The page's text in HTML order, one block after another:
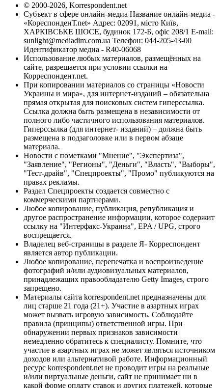
© 2000-2026, Korrespondent.net
Субъект в сфере онлайн-медиа Название онлайн-медиа -
«КореспонденТ.net» Адрес: 02091, місто Київ,
ХАРКІВСЬКЕ ШОСЕ, будинок 172-Б, офіс 208/1 E-mail:
sunlight@mediadim.com.ua Телефон: 044-205-43-00
Идентификатор медиа - R40-06068
Использование любых материалов, размещённых на
сайте, разрешается при условии ссылки на
Корреспондент.net.
При копировании материалов со страницы «Новости
Украины и мира», для интернет-изданий – обязательна
прямая открытая для поисковых систем гиперссылка.
Ссылка должна быть размещена в независимости от
полного либо частичного использования материалов.
Гиперссылка (для интернет- изданий) – должна быть
размещена в подзаголовке или в первом абзаце
материала.
Новости с пометками "Мнение", "Экспертиза",
"Заявление", "Регионы", "Деньги", "Власть", "Выборы",
"Тест-драйв", "Спецпроекты", "Промо" публикуются на
правах рекламы.
Раздел Спецпроекты создается совместно с
коммерческими партнерами.
Любое копирование, публикация, републикация и
другое распространение информации, которое содержит
ссылку на "Интерфакс-Украина", EPA / UPG, строго
воспрещается.
Владелец веб-страницы в разделе Я- Корреспондент
является автор публикации.
Любое копирование, перепечатка и воспроизведение
фотографий и/или аудиовизуальных материалов,
принадлежащих правообладателю Getty Images, строго
запрещено.
Материалы сайта korrespondent.net предназначены для
лиц старше 21 года (21+). Участие в азартных играх
может вызвать игровую зависимость. Соблюдайте
правила (принципы) ответственной игры. При
обнаружении первых признаков зависимости
немедленно обратитесь к специалисту. Помните, что
участие в азартных играх не может являться источником
доходов или альтернативой работе. Информационный
ресурс korrespondent.net не проводит игры на реальные
и/или виртуальные деньги, сайт не принимает ни в
какой форме оплату ставок и других платежей, которые